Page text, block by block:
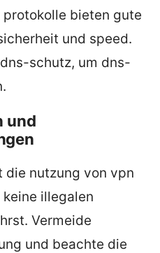
protokolle bieten gute
und speed.
schutz, um dns-
und
die nutzung von vpn
illegalen
Vermeide
und beachte die